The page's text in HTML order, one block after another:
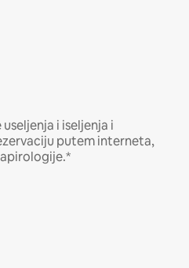
i iseljenja i
putem interneta,